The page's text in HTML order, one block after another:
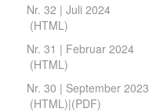
Nr. 32 | Juli 2024
(HTML )
Nr. 31 | Februar 2024
(HTML )
Nr. 30 | September 2023
(HTML )|(PDF)